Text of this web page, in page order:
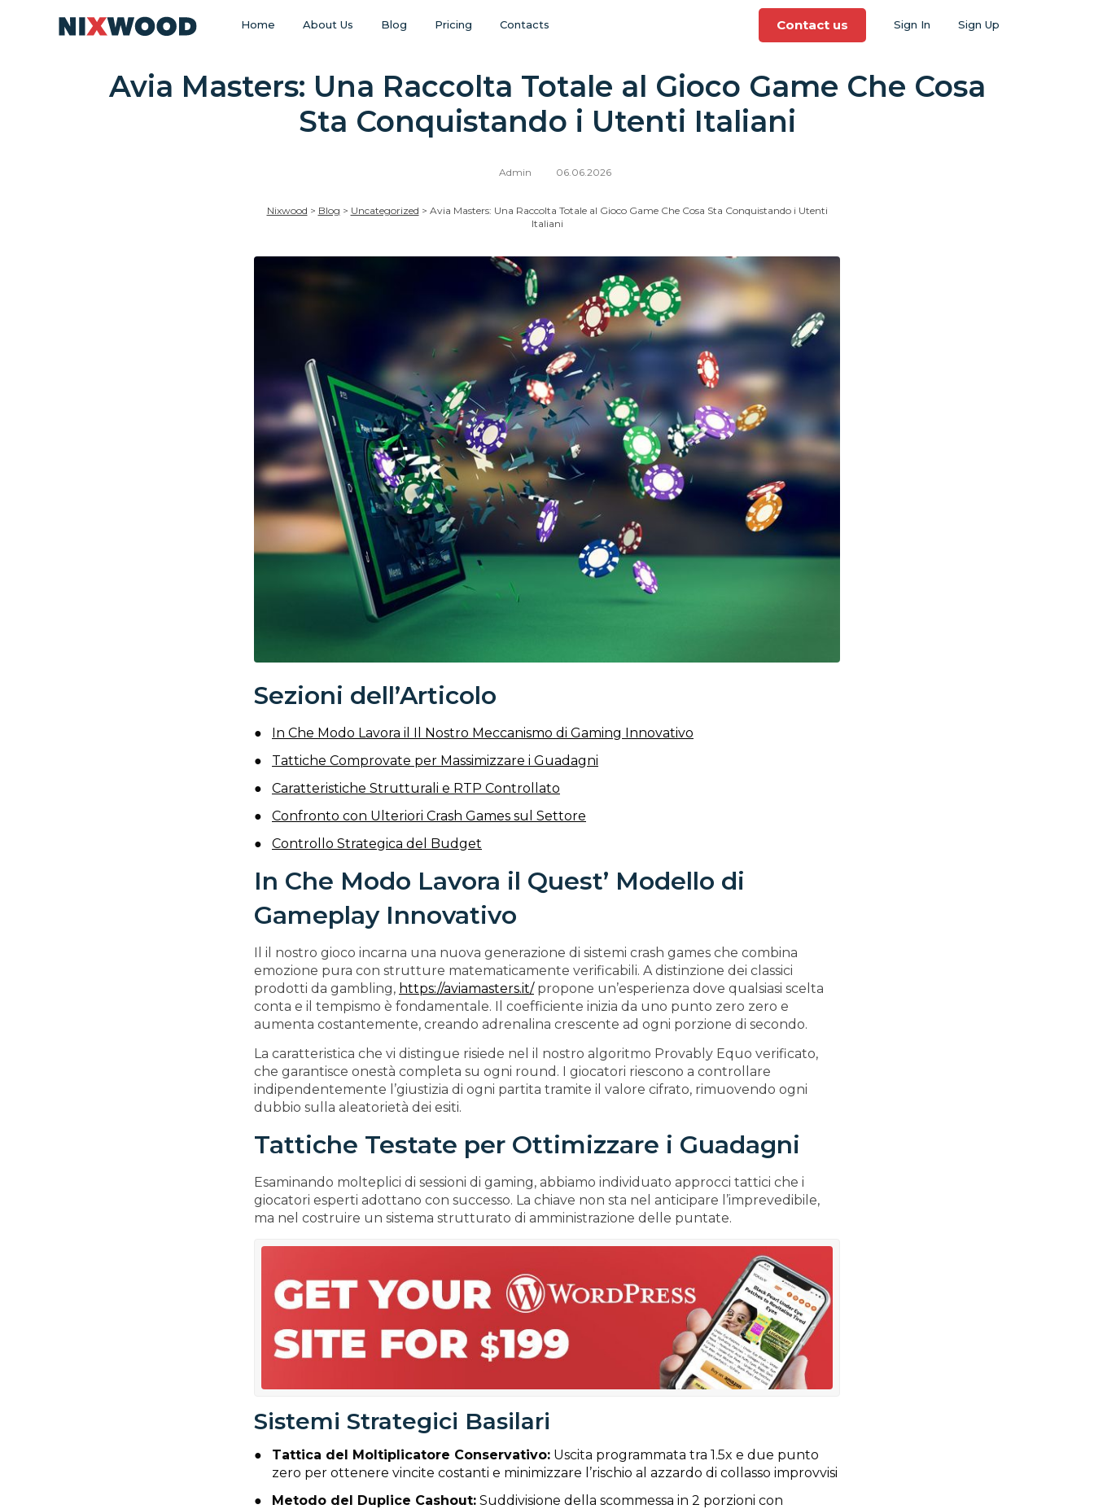
Home About Us Blog Pricing Contacts Contact us Sign In Sign Up
Avia Masters: Una Raccolta Totale al Gioco Game Che Cosa
Sta Conquistando i Utenti Italiani
Admin 06.06.2026
Nixwood > Blog > Uncategorized > Avia Masters: Una Raccolta Totale al Gioco Game Che Cosa Sta Conquistando i Utenti
Italiani
Sezioni dell’Articolo
In Che Modo Lavora il Il Nostro Meccanismo di Gaming Innovativo
Tattiche Comprovate per Massimizzare i Guadagni
Caratteristiche Strutturali e RTP Controllato
Confronto con Ulteriori Crash Games sul Settore
Controllo Strategica del Budget
In Che Modo Lavora il Quest’ Modello di
Gameplay Innovativo
Il il nostro gioco incarna una nuova generazione di sistemi crash games che combina
emozione pura con strutture matematicamente verificabili. A distinzione dei classici
prodotti da gambling, https://aviamasters.it/propone un’esperienza dove qualsiasi scelta
conta e il tempismo è fondamentale. Il coefficiente inizia da uno punto zero zero e
aumenta costantemente, creando adrenalina crescente ad ogni porzione di secondo.
La caratteristica che vi distingue risiede nel il nostro algoritmo Provably Equo verificato,
che garantisce onestà completa su ogni round. I giocatori riescono a controllare
indipendentemente l’giustizia di ogni partita tramite il valore cifrato, rimuovendo ogni
dubbio sulla aleatorietà dei esiti.
Tattiche Testate per Ottimizzare i Guadagni
Esaminando molteplici di sessioni di gaming, abbiamo individuato approcci tattici che i
giocatori esperti adottano con successo. La chiave non sta nel anticipare l’imprevedibile,
ma nel costruire un sistema strutturato di amministrazione delle puntate.
Sistemi Strategici Basilari
Tattica del Moltiplicatore Conservativo: Uscita programmata tra 1.5x e due punto
zero per ottenere vincite costanti e minimizzare l’rischio al azzardo di collasso improvvisi
Metodo del Duplice Cashout: Suddivisione della scommessa in 2 porzioni con